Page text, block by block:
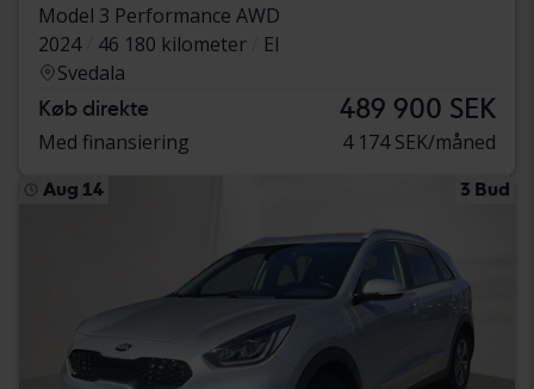
Model 3 Performance AWD
2024
46 180 kilometer
El
Svedala
Køb direkte 489 900 SEK
Med finansiering 4 174 SEK/måned
Aug 14 3 Bud